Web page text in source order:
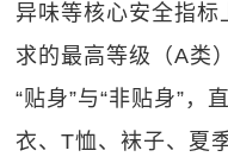
异味等核心安全指
求的最高等级（A类
“贴身”与“非贴身”，
衣、T恤、袜子、夏